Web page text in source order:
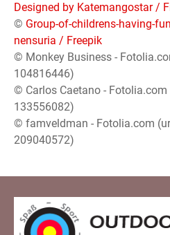
Designed by Katemangostar /
© Group-of-childrens-having-
nensuria / Freepik
© Monkey Business -
104816446)
© Carlos Caetano -
133556082)
© famveldman - Fotolia.com
209040572)